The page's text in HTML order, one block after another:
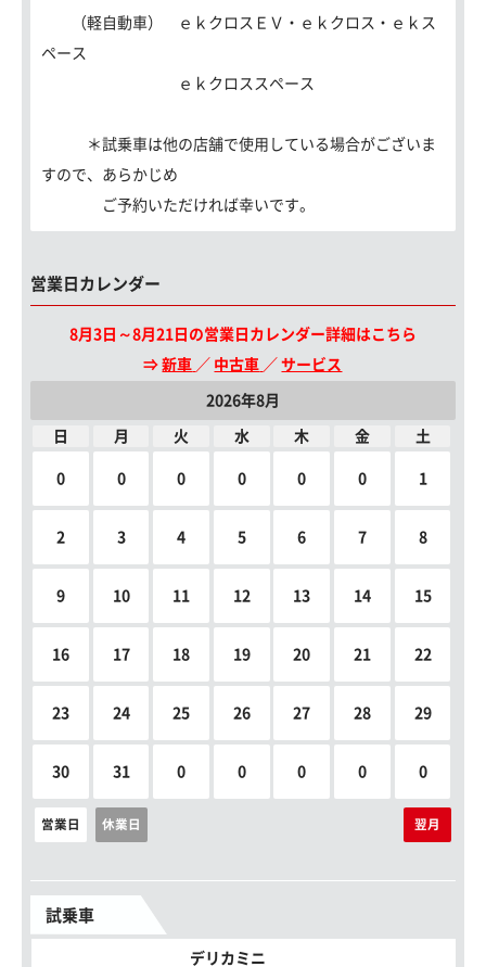
（軽自動車） ｅｋクロスＥＶ・ｅｋクロス・ｅｋス
ペース
ｅｋクロススペース
＊試乗車は他の店舗で使用している場合がございま
すので、あらかじめ
ご予約いただければ幸いです。
営業日カレンダー
8月3日～8月21日の営業日カレンダー詳細はこちら
⇒新車 ／ 中古車 ／サービス
2026年8月
日 月 火 水 木 金 土
0 0 0 0 0 0 1
2 3 4 5 6 7 8
9 10 11 12 13 14 15
16 17 18 19 20 21 22
23 24 25 26 27 28 29
30 31 0 0 0 0 0
営業日 休業日 翌月
試乗車
デリカミニ